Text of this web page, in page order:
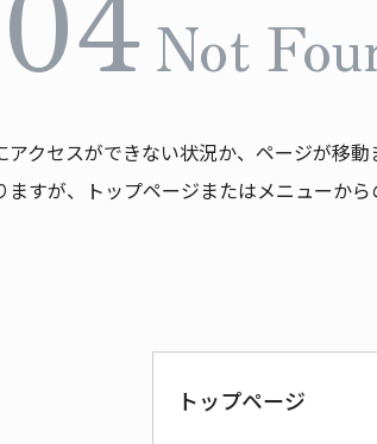
Not
アクセスができない状況か、ページが移動
ますが、トップページまたはメニューから
トップページ